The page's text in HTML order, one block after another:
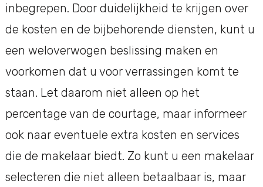
inbegrepen. Door duidelijkheid te krijgen over
de kosten en de bijbehorende diensten, kunt u
een weloverwogen beslissing maken en
voorkomen dat u voor verrassingen komt te
staan. Let daarom niet alleen op het
percentage van de courtage, maar informeer
ook naar eventuele extra kosten en services
die de makelaar biedt. Zo kunt u een makelaar
selecteren die niet alleen betaalbaar is, maar